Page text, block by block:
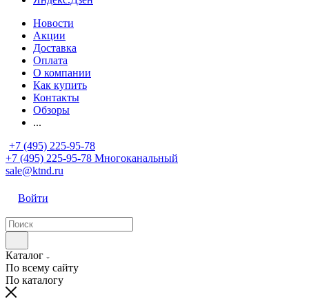
Новости
Акции
Доставка
Оплата
О компании
Как купить
Контакты
Обзоры
...
+7 (495) 225-95-78
+7 (495) 225-95-78 Многоканальный
sale@ktnd.ru
Войти
Каталог
По всему сайту
По каталогу